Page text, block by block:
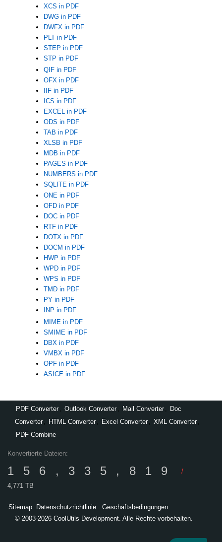
XCS in PDF
DWG in PDF
DWFX in PDF
PLT in PDF
STEP in PDF
STP in PDF
QIF in PDF
OFX in PDF
IIF in PDF
ICS in PDF
EXCEL in PDF
ODS in PDF
TAB in PDF
XLSB in PDF
MDB in PDF
PAGES in PDF
NUMBERS in PDF
SQLITE in PDF
ONE in PDF
OFD in PDF
DOC in PDF
RTF in PDF
DOTX in PDF
DOCM in PDF
HWP in PDF
WPD in PDF
WPS in PDF
TMD in PDF
PY in PDF
INP in PDF
MIME in PDF
SMIME in PDF
DBX in PDF
VMBX in PDF
OPF in PDF
ASICE in PDF
PDF Converter Outlook Converter Mail Converter
Doc
Converter
HTML Converter Excel Converter XML Converter
PDF Combine
Konvertierte Dateien:
156,335,819
/
4,771 TB
Sitemap Datenschutzrichtlinie
Geschäftsbedingungen
© 2003-2026 CoolUtils Development. Alle Rechte vorbehalten.